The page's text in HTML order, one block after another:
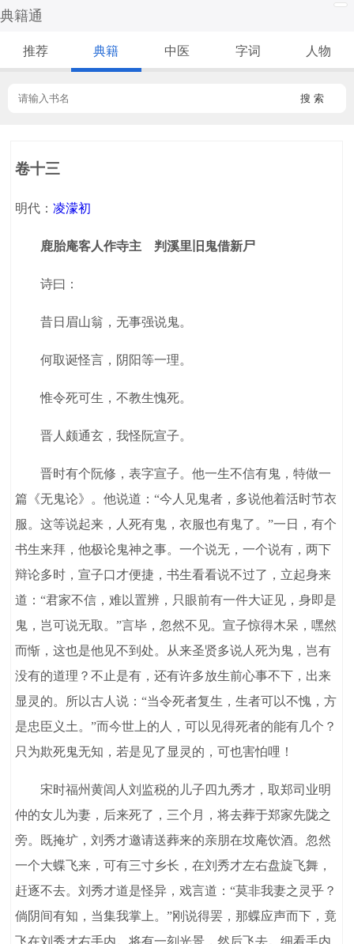
典籍通
推荐 典籍 中医 字词 人物
搜 索
卷十三
明代：凌濛初
鹿胎庵客人作寺主 判溪里旧鬼借新尸
诗曰：
昔日眉山翁，无事强说鬼。
何取诞怪言，阴阳等一理。
惟令死可生，不教生愧死。
晋人颇通玄，我怪阮宣子。
晋时有个阮修，表字宣子。他一生不信有鬼，特做一
篇《无鬼论》。他说道：“今人见鬼者，多说他着活时节衣
服。这等说起来，人死有鬼，衣服也有鬼了。”一日，有个
书生来拜，他极论鬼神之事。一个说无，一个说有，两下
辩论多时，宣子口才便捷，书生看看说不过了，立起身来
道：“君家不信，难以置辨，只眼前有一件大证见，身即是
鬼，岂可说无取。”言毕，忽然不见。宣子惊得木呆，嘿然
而惭，这也是他见不到处。从来圣贤多说人死为鬼，岂有
没有的道理？不止是有，还有许多放生前心事不下，出来
显灵的。所以古人说：“当令死者复生，生者可以不愧，方
是忠臣义土。”而今世上的人，可以见得死者的能有几个？
只为欺死鬼无知，若是见了显灵的，可也害怕哩！
宋时福州黄闾人刘监税的儿子四九秀才，取郑司业明
仲的女儿为妻，后来死了，三个月，将去葬于郑家先陇之
旁。既掩圹，刘秀才邀请送葬来的亲朋在坟庵饮酒。忽然
一个大蝶飞来，可有三寸乡长，在刘秀才左右盘旋飞舞，
赶逐不去。刘秀才道是怪异，戏言道：“莫非我妻之灵乎？
倘阴间有知，当集我掌上。”刚说得罢，那蝶应声而下，竟